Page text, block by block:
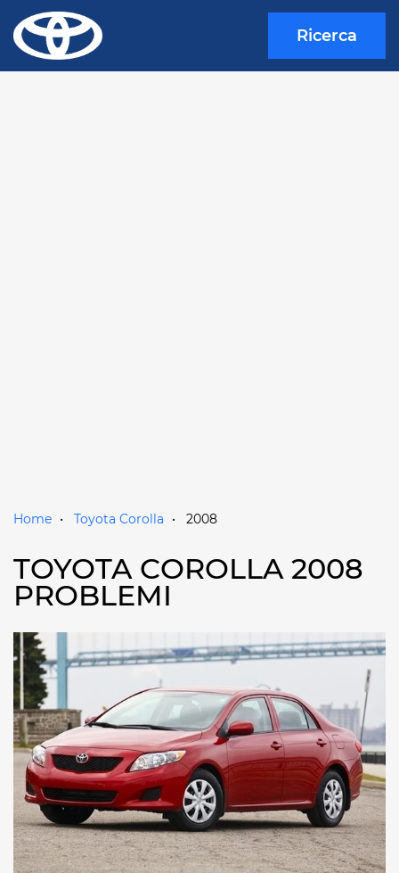
Ricerca
Home Toyota Corolla 2008
TOYOTA COROLLA 2008
PROBLEMI